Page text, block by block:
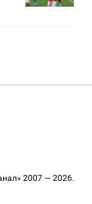
2007 — 2026.